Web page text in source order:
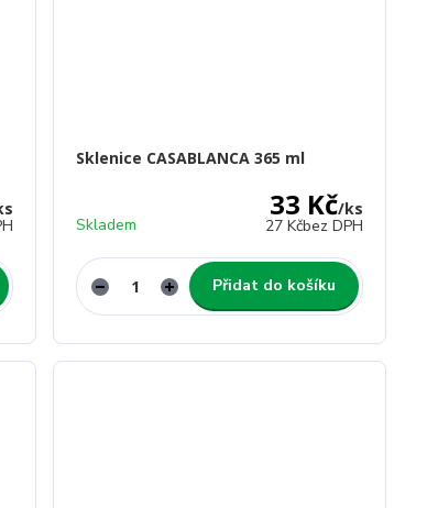
Sklenice CASABLANCA 365 ml
33 Kč/ks
27 Kčbez DPH
Skladem
Přidat do košíku